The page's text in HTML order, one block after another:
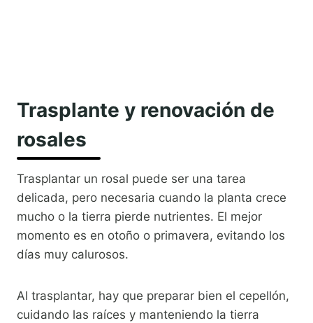
Trasplante y renovación de
rosales
Trasplantar un rosal puede ser una tarea
delicada, pero necesaria cuando la planta crece
mucho o la tierra pierde nutrientes. El mejor
momento es en otoño o primavera, evitando los
días muy calurosos.
Al trasplantar, hay que preparar bien el cepellón,
cuidando las raíces y manteniendo la tierra